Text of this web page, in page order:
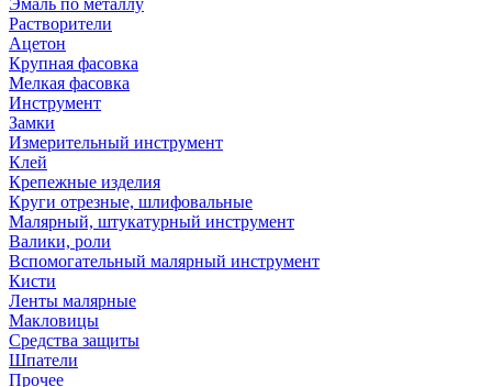
Эмаль по металлу
Растворители
Ацетон
Крупная фасовка
Мелкая фасовка
Инструмент
Замки
Измерительный инструмент
Клей
Крепежные изделия
Круги отрезные, шлифовальные
Малярный, штукатурный инструмент
Валики, роли
Вспомогательный малярный инструмент
Кисти
Ленты малярные
Макловицы
Средства защиты
Шпатели
Прочее